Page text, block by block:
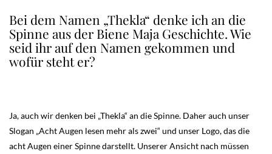
Bei dem Namen „Thekla“ denke ich an die
Spinne aus der Biene Maja Geschichte. Wie
seid ihr auf den Namen gekommen und
wofür steht er?
Ja, auch wir denken bei „Thekla“ an die Spinne. Daher auch unser
Slogan „Acht Augen lesen mehr als zwei“ und unser Logo, das die
acht Augen einer Spinne darstellt. Unserer Ansicht nach müssen